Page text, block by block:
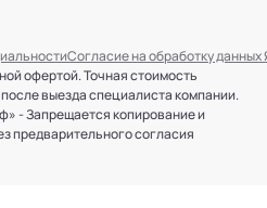
офертой. Точная стоимость
выезда специалиста компании.
- Запрещается копирование и
предварительного согласия
Согласие на обработку